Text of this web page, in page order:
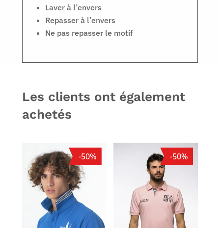
Laver à l’envers
Repasser à l’envers
Ne pas repasser le motif
Les clients ont également
achetés
-50% -50%